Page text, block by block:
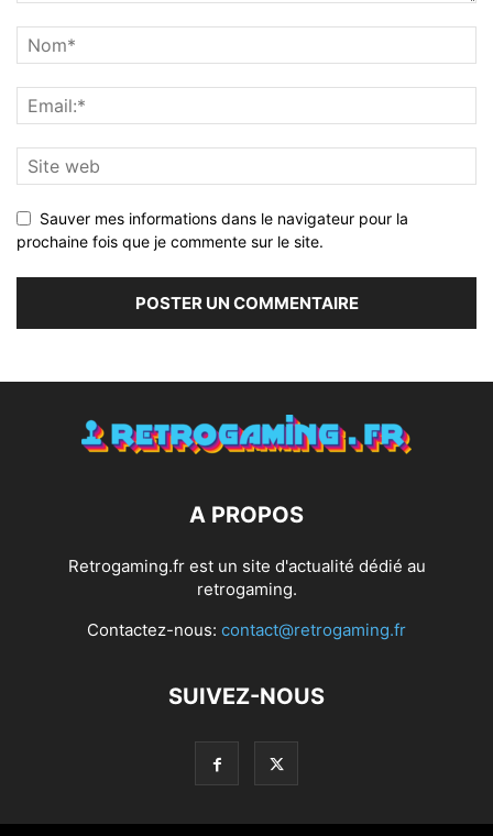
Sauver mes informations dans le navigateur pour la
prochaine fois que je commente sur le site.
A PROPOS
Retrogaming.fr est un site d'actualité dédié au
retrogaming.
Contactez-nous: contact@retrogaming.fr
SUIVEZ-NOUS